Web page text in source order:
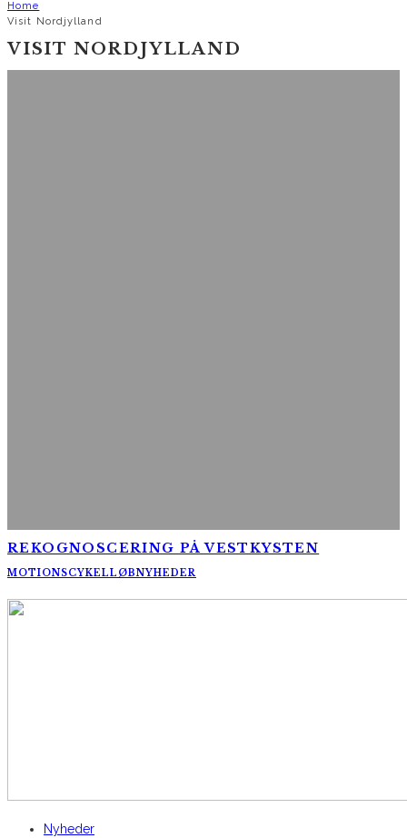
Home
Visit Nordjylland
VISIT NORDJYLLAND
REKOGNOSCERING PÅ VESTKYSTEN
MOTIONSCYKELLØBNYHEDER
Nyheder